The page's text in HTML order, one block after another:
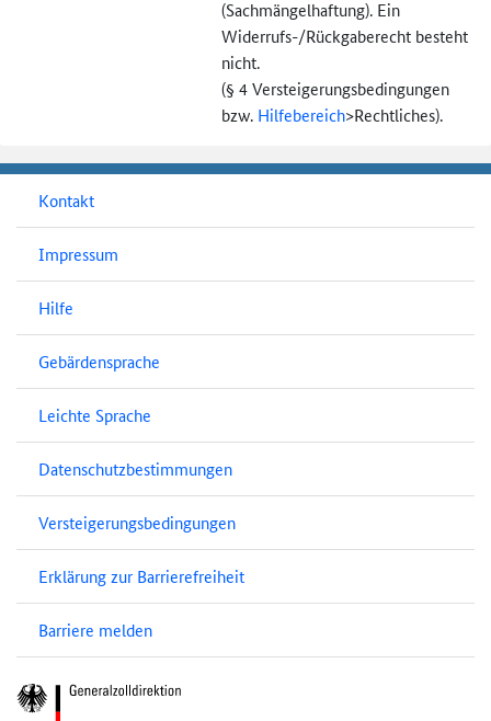
(Sachmängel­haftung). Ein
Widerrufs-/Rückgaberecht besteht
nicht.
(§ 4 Versteigerungs­bedingungen
bzw. Hilfebereich>Rechtliches).
Kontakt
Impressum
Hilfe
Gebärdensprache
Leichte Sprache
Datenschutzbestimmungen
Versteigerungsbedingungen
Erklärung zur Barrierefreiheit
Barriere melden